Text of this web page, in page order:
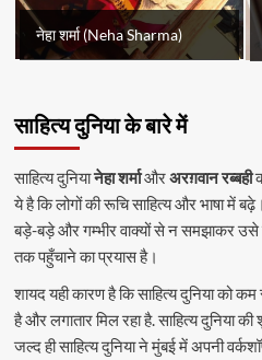
नेहा शर्मा (Neha Sharma)
साहित्य दुनिया के बारे में
साहित्य दुनियानेहा शर्माऔरअरग़वान रब्बही
ये है कि लोगों की रूचि साहित्य और भाषा में
बड़े-बड़े और गम्भीर वाक्यों से न समझाकर
तक पहुँचाने का प्रयास है।
शायद यही कारण है कि साहित्य दुनिया को कम
है और लगातार मिल रहा है. साहित्य दुनिया
जल्द ही साहित्य दुनिया ने मुंबई में अपनी